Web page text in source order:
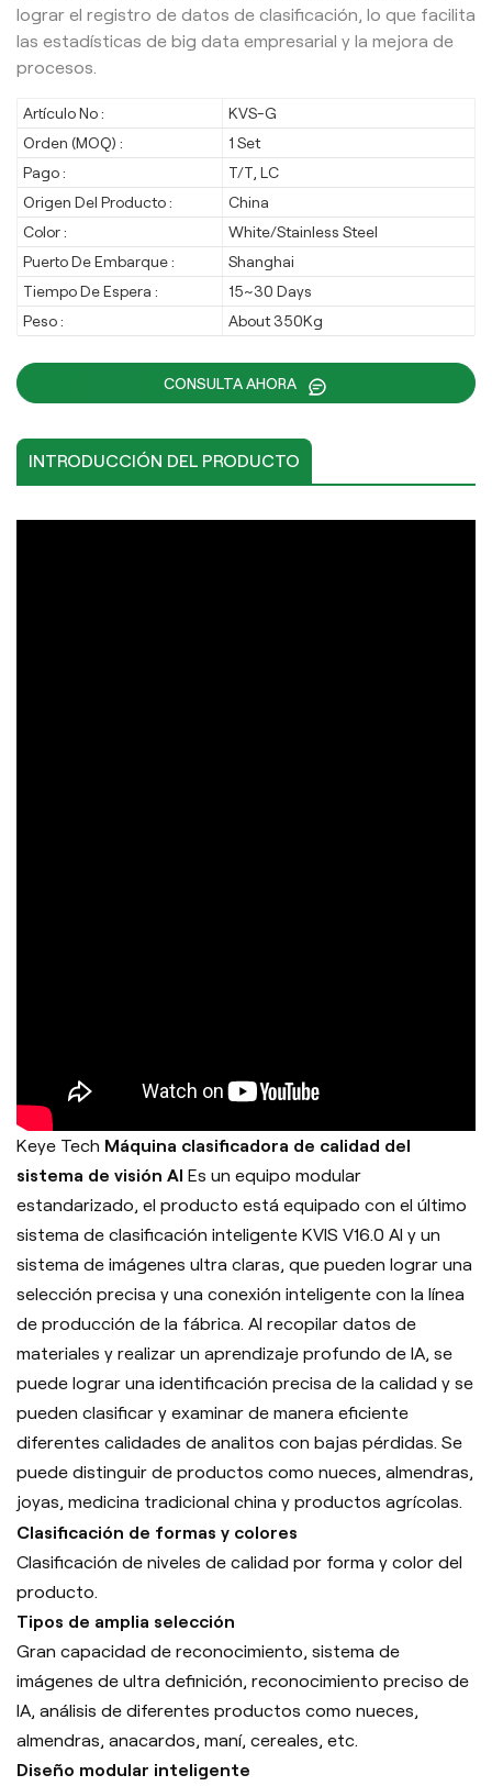
lograr el registro de datos de clasificación, lo que facilita
las estadísticas de big data empresarial y la mejora de
procesos.
Artículo No :
KVS-G
Orden (MOQ) :
1 Set
Pago :
T/T, LC
Origen Del Producto :
China
Color :
White/Stainless Steel
Puerto De Embarque :
Shanghai
Tiempo De Espera :
15~30 Days
Peso :
About 350Kg
CONSULTA AHORA
INTRODUCCIÓN DEL PRODUCTO
Keye Tech Máquina clasificadora de calidad del
sistema de visión AI Es un equipo modular
estandarizado, el producto está equipado con el último
sistema de clasificación inteligente KVIS V16.0 AI y un
sistema de imágenes ultra claras, que pueden lograr una
selección precisa y una conexión inteligente con la línea
de producción de la fábrica. Al recopilar datos de
materiales y realizar un aprendizaje profundo de IA, se
puede lograr una identificación precisa de la calidad y se
pueden clasificar y examinar de manera eficiente
diferentes calidades de analitos con bajas pérdidas. Se
puede distinguir de productos como nueces, almendras,
joyas, medicina tradicional china y productos agrícolas.
Clasificación de formas y colores
Clasificación de niveles de calidad por forma y color del
producto.
Tipos de amplia selección
Gran capacidad de reconocimiento, sistema de
imágenes de ultra definición, reconocimiento preciso de
IA, análisis de diferentes productos como nueces,
almendras, anacardos, maní, cereales, etc.
Diseño modular inteligente